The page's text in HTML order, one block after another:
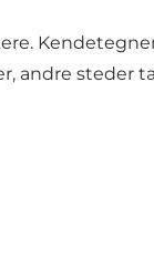
andre